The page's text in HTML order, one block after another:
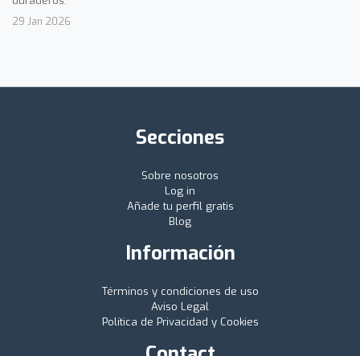
29 Jan 2026
Secciones
Sobre nosotros
Log in
Añade tu perfil gratis
Blog
Información
Términos y condiciones de uso
Aviso Legal
Política de Privacidad y Cookies